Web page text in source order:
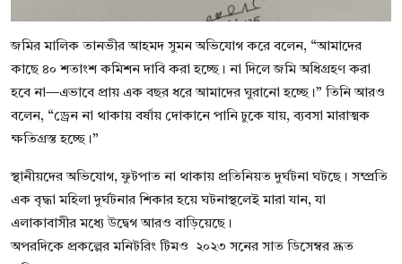
জমির মালিক তানভীর আহমদ সুমন অভিযোগ করে বলেন, “আমাদের
কাছে ৪০ শতাংশ কমিশন দাবি করা হচ্ছে। না দিলে জমি অধিগ্রহণ করা
হবে না—এভাবে প্রায় এক বছর ধরে আমাদের ঘুরানো হচ্ছে।” তিনি আরও
বলেন, “ড্রেন না থাকায় বর্ষায় দোকানে পানি ঢুকে যায়, ব্যবসা মারাত্মক
ক্ষতিগ্রস্ত হচ্ছে।”
স্থানীয়দের অভিযোগ, ফুটপাত না থাকায় প্রতিনিয়ত দুর্ঘটনা ঘটছে। সম্প্রতি
এক বৃদ্ধা মহিলা দুর্ঘটনার শিকার হয়ে ঘটনাস্থলেই মারা যান, যা
এলাকাবাসীর মধ্যে উদ্বেগ আরও বাড়িয়েছে।
অপরদিকে প্রকল্পের মনিটরিং টিমও ২০২৩ সনের সাত ডিসেম্বর দ্রূত